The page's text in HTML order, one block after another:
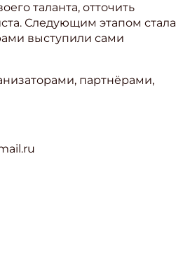
таланта, отточить
Следующим этапом стала
выступили сами
партнёрами,